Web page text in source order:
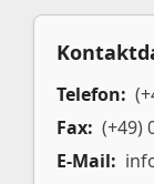
Telefon:
Fax: (+49)
E-Mail: